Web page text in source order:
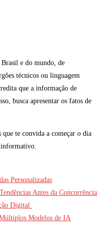
e do mundo, de
técnicos ou linguagem
que a informação de
busca apresentar os fatos de
te convida a começar o dia
Personalizadas
Antes da Concorrência
Digital
Modelos de IA